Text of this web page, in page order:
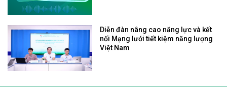
Diễn đàn nâng cao năng lực và kết
nối Mạng lưới tiết kiệm năng lượng
Việt Nam